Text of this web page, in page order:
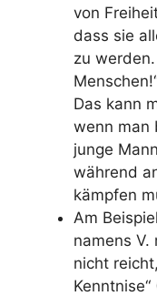
von
dass sie
zu
Das kann
wenn man
junge
während
kämpfen
Am
namens V.
nicht